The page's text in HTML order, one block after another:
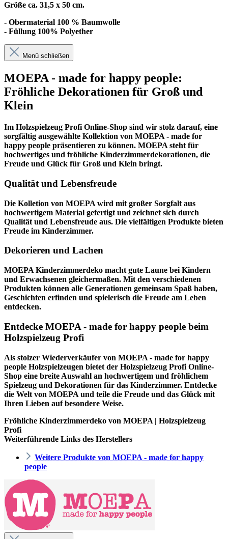
Größe ca. 31,5 x 50 cm.
- Obermaterial 100 % Baumwolle
- Füllung 100% Polyether
Menü schließen
MOEPA - made for happy people:
Fröhliche Dekorationen für Groß und
Klein
Im Holzspielzeug Profi Online-Shop sind wir stolz darauf, eine
sorgfältig ausgewählte Kollektion von MOEPA - made for
happy people präsentieren zu können. MOEPA steht für
hochwertiges und fröhliche Kinderzimmerdekorationen, die
Freude und Glück für Groß und Klein bringt.
Qualität und Lebensfreude
Die Kolletion von MOEPA wird mit großer Sorgfalt aus
hochwertigem Material gefertigt und zeichnet sich durch
Qualität und Lebensfreude aus. Die vielfältigen Produkte bieten
Freude im Kinderzimmer.
Dekorieren und Lachen
MOEPA Kinderzimmerdeko macht gute Laune bei Kindern
und Erwachsenen gleichermaßen. Mit den verschiedenen
Produkten können alle Generationen gemeinsam Spaß haben,
Geschichten erfinden und spielerisch die Freude am Leben
entdecken.
Entdecke MOEPA - made for happy people beim
Holzspielzeug Profi
Als stolzer Wiederverkäufer von MOEPA - made for happy
people Holzspielzeugen bietet der Holzspielzeug Profi Online-
Shop eine breite Auswahl an hochwertigem und fröhlichem
Spielzeug und Dekorationen für das Kinderzimmer. Entdecke
die Welt von MOEPA und teile die Freude und das Glück mit
Ihren Lieben auf besondere Weise.
Fröhliche Kinderzimmerdeko von MOEPA | Holzspielzeug
Profi
Weiterführende Links des Herstellers
Weitere Produkte von MOEPA - made for happy
people